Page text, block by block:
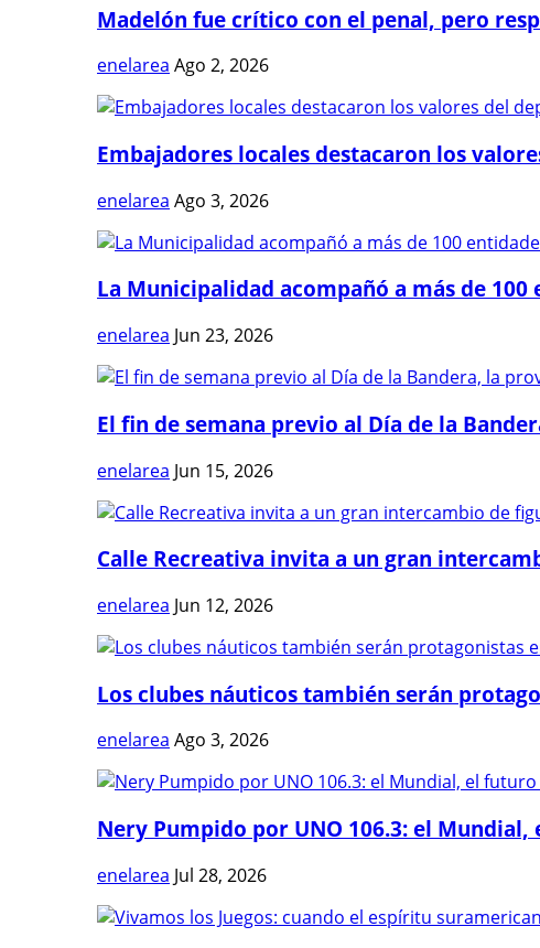
Madelón fue crítico con el penal, pero
enelarea Ago 2, 2026
Embajadores locales destacaron los
enelarea Ago 3, 2026
La Municipalidad acompañó a más de 100
enelarea Jun 23, 2026
El fin de semana previo al Día de la
enelarea Jun 15, 2026
Calle Recreativa invita a un gran
enelarea Jun 12, 2026
Los clubes náuticos también serán
enelarea Ago 3, 2026
Nery Pumpido por UNO 106.3: el Mundial,
enelarea Jul 28, 2026